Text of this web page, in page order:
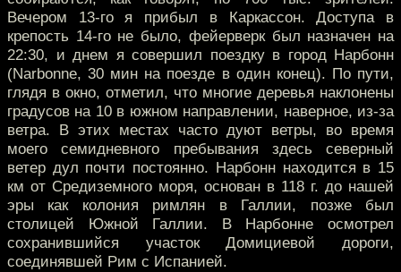
Вечером 13-го я прибыл в Каркассон. Доступа в
крепость 14-го не было, фейерверк был назначен на
22:30, и днем я совершил поездку в город Нарбонн
(Narbonne, 30 мин на поезде в один конец). По пути,
глядя в окно, отметил, что многие деревья наклонены
градусов на 10 в южном направлении, наверное, из-за
ветра. В этих местах часто дуют ветры, во время
моего семидневного пребывания здесь северный
ветер дул почти постоянно. Нарбонн находится в 15
км от Средиземного моря, основан в 118 г. до нашей
эры как колония римлян в Галлии, позже был
столицей Южной Галлии. В Нарбонне осмотрел
сохранившийся участок Домициевой дороги,
соединявшей Рим с Испанией.